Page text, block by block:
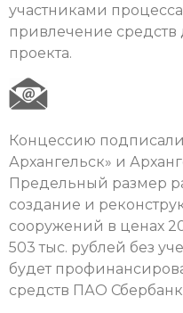
участниками
привлечение
проекта.
Концессию
Архангельск» и
Предельный размер
создание и
сооружений в ценах
503 тыс. рублей без
будет
средств ПАО